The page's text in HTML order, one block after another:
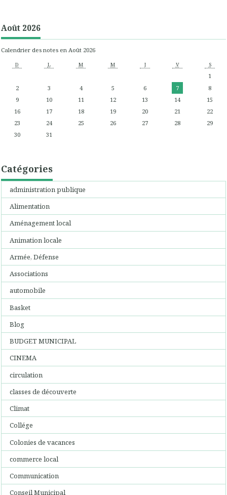
Août 2026
Calendrier des notes en Août 2026
D L M M J V S
1
2
3 4 5 6 7
8
9
10 11 12 13 14
15
16
17 18 19 20 21
22
23
24 25 26 27 28
29
30
31
Catégories
administration publique
Alimentation
Aménagement local
Animation locale
Armée, Défense
Associations
automobile
Basket
Blog
BUDGET MUNICIPAL
CINEMA
circulation
classes de découverte
Climat
Collége
Colonies de vacances
commerce local
Communication
Conseil Municipal